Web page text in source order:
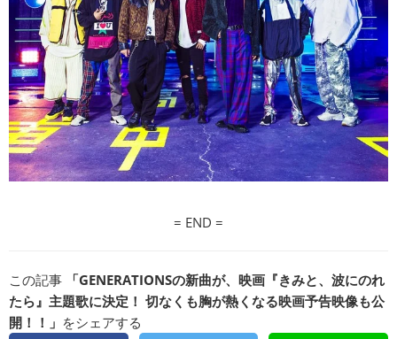
= END =
この記事
「GENERATIONSの新曲が、映画『きみと、波にのれ
たら』主題歌に決定！ 切なくも胸が熱くなる映画予告映像も公
開！！」 をシェアする